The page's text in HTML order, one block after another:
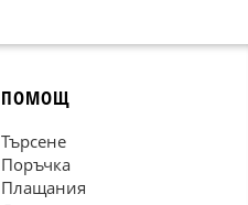
ПОМОЩ
Търсене
Поръчка
Плащания